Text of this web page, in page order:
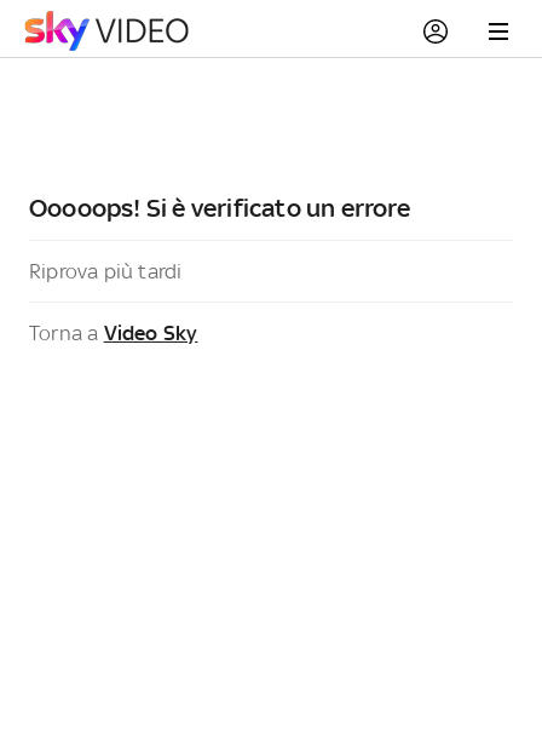
Ooooops! Si è verificato un errore
Riprova più tardi
Torna a Video Sky